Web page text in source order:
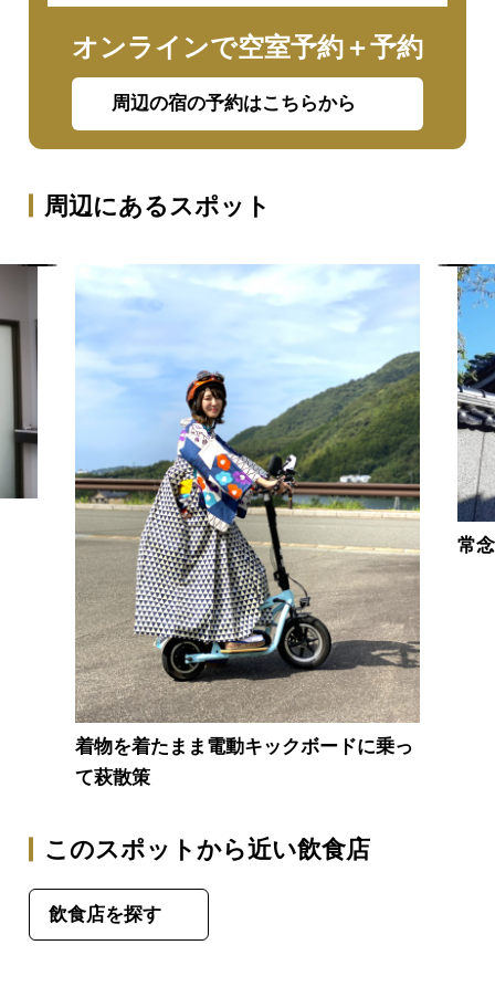
オンラインで空室予約＋予約
周辺の宿の予約はこちらから
周辺にあるスポット
着物を着たまま電動キックボードに乗っ
て萩散策
常
このスポットから近い飲食店
飲食店を探す